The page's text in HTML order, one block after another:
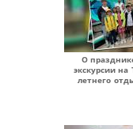
О
экскурсии
летнего